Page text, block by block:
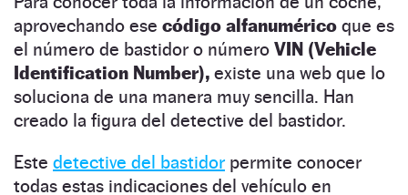
aprovechando ese código alfanumérico que es
el número de bastidor o número VIN (Vehicle
Identification Number), existe una web que lo
soluciona de una manera muy sencilla. Han
creado la figura del detective del bastidor.
Este detective del bastidor permite conocer
todas estas indicaciones del vehículo en